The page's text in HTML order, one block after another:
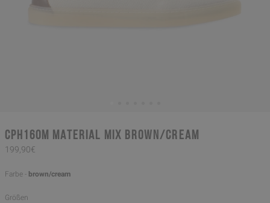
CPH160M material mix brown/cream
199,90€
Farbe - brown/cream
Größen